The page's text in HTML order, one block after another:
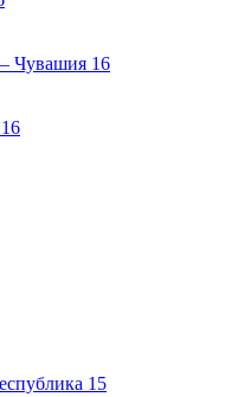
Чувашия 16
16
15